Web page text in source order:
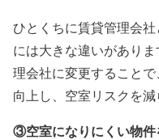
ひとくちに賃貸管理会
には大きな違いがありま
理会社に変更すること
向上し、空室リスクを減
③空室になりにくい物件